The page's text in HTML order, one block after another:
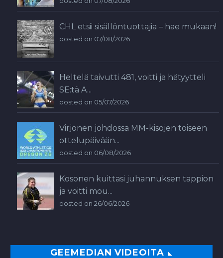
CHL etsii sisällöntuottajia – hae mukaan!
posted on 07/08/2026
Heltelä taivutti 481, voitti ja hätyytteli
SE:tä A...
posted on 05/07/2026
Virjonen johdossa MM-kisojen toiseen
ottelupäivään...
posted on 06/08/2026
Kosonen kuittasi juhannuksen tappion
ja voitti mou...
posted on 26/06/2026
GEEMEDIAN VIDEOITA